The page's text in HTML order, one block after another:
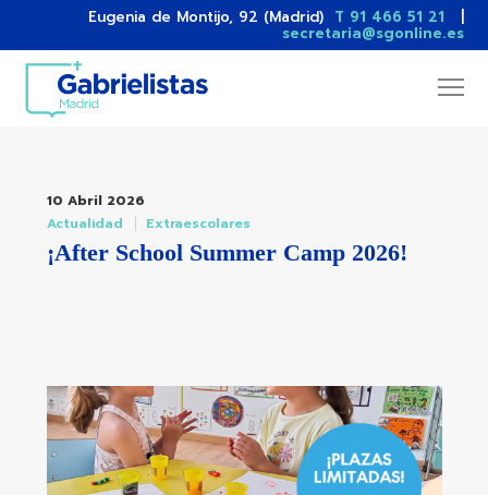
Eugenia de Montijo, 92 (Madrid) T 91 466 51 21
secretaria@sgonline.es
10 Abril 2026
Actualidad
Extraescolares
¡After School Summer Camp 2026!